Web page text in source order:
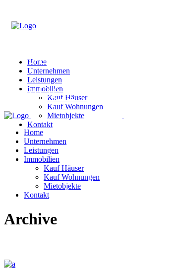
Home
Unternehmen
Leistungen
Immobilien
Kauf Häuser
Kauf Wohnungen
Mietobjekte
Kontakt
Home
Unternehmen
Leistungen
Immobilien
Kauf Häuser
Kauf Wohnungen
Mietobjekte
Kontakt
Archive